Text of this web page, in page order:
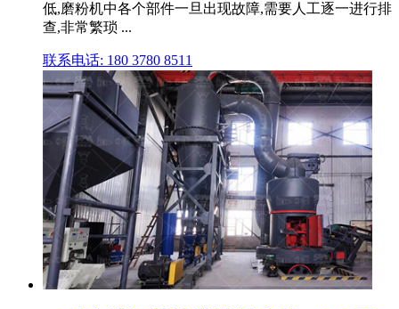
低,磨粉机中各个部件一旦出现故障,需要人工逐一进行排
查,非常繁琐 ...
联系电话: 180 3780 8511